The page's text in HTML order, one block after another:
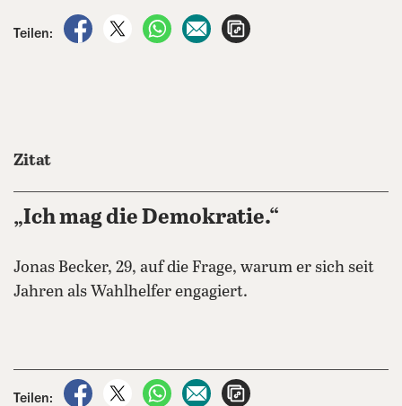
Teilen:
auf Facebook teilen
auf X teilenper WhatsApp teilen
per E-Mail teilen
Zitat
„Ich mag die Demokratie.“
Jonas Becker, 29, auf die Frage, warum er sich seit
Jahren als Wahlhelfer engagiert.
Teilen:
auf Facebook teilen
auf X teilenper WhatsApp teilen
per E-Mail teilen